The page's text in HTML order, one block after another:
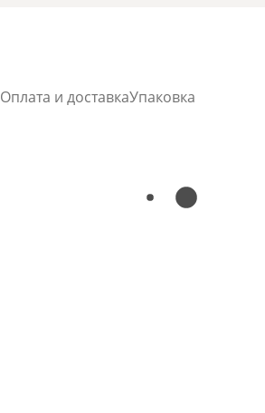
Оплата и доставкаУпаковка